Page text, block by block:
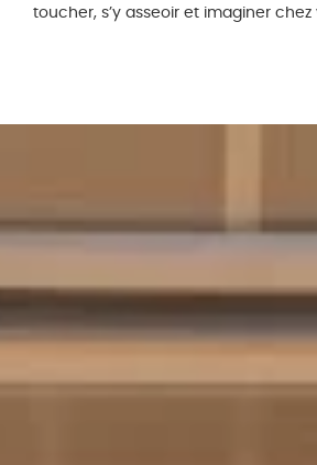
toucher, s’y asseoir et imaginer chez